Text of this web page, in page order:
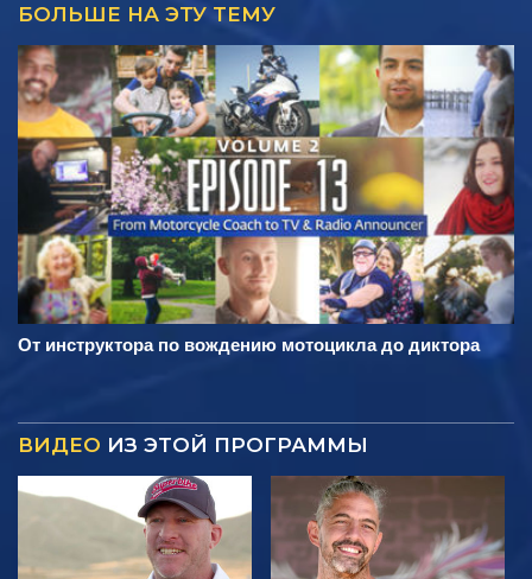
БОЛЬШЕ НА ЭТУ ТЕМУ
От инструктора по вождению мотоцикла до диктора
ВИДЕО ИЗ ЭТОЙ ПРОГРАММЫ